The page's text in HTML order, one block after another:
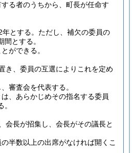
る者のうちから、町長が任命す
とする。 ただし、補欠の委員の
とする。
ができる。
き、委員の互選によりこれを定め
審査会を代表する。
、あらかじめその指名する委員
会長が招集し、会長がその議長と
半数以上の出席がなければ開くこ